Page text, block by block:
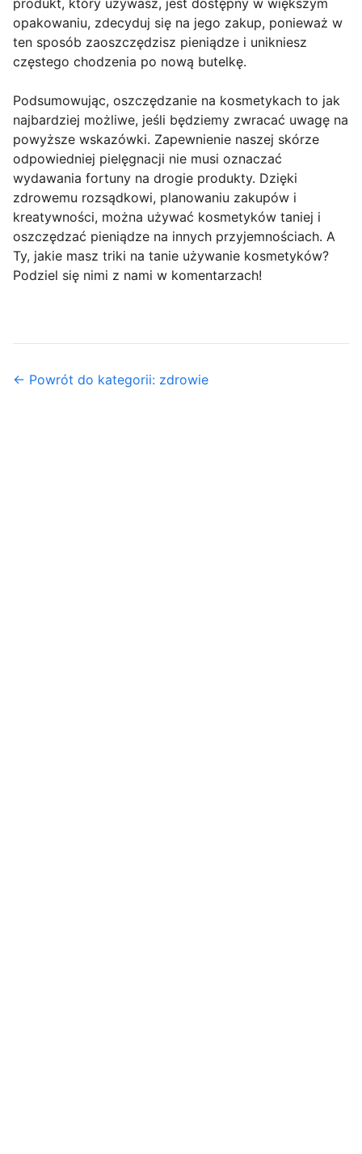
produkt, który używasz, jest dostępny w większym
opakowaniu, zdecyduj się na jego zakup, ponieważ w
ten sposób zaoszczędzisz pieniądze i unikniesz
częstego chodzenia po nową butelkę.
Podsumowując, oszczędzanie na kosmetykach to jak
najbardziej możliwe, jeśli będziemy zwracać uwagę na
powyższe wskazówki. Zapewnienie naszej skórze
odpowiedniej pielęgnacji nie musi oznaczać
wydawania fortuny na drogie produkty. Dzięki
zdrowemu rozsądkowi, planowaniu zakupów i
kreatywności, można używać kosmetyków taniej i
oszczędzać pieniądze na innych przyjemnościach. A
Ty, jakie masz triki na tanie używanie kosmetyków?
Podziel się nimi z nami w komentarzach!
← Powrót do kategorii: zdrowie